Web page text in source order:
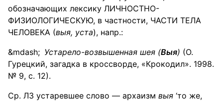
обозначающих лексику ЛИЧНОСТНО-
ФИЗИОЛОГИЧЕСКУЮ, в частности, ЧАСТИ ТЕЛА
ЧЕЛОВЕКА (выя, уста), напр.:
Устарело-возвышенная шея (Выя) (О.
Гурецкий, загадка в кроссворде, «Крокодил». 1998.
№ 9, с. 12).
Ср. ЛЗ устаревшее слово — архаизм выя ‘то же,